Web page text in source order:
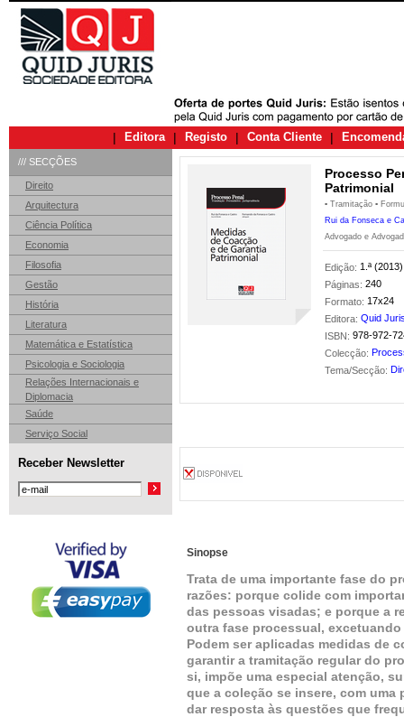
| Editora | Registo | Conta Cliente |
/// SECÇÕES
Direito
Arquitectura
Ciência Política
Economia
Filosofia
Gestão
História
Literatura
Matemática e Estatística
Psicologia e Sociologia
Relações Internacionais e
Diplomacia
Saúde
Serviço Social
Receber Newsletter
Processo
Patrimonial
▪ Tramitação ▪
Rui da Fonseca e
Advogado e
Edição: 1.ª (2013)
Páginas: 240
Formato: 17x24
Editora: Quid
ISBN: 978-972-
Colecção:
Tema/Secção:
Sinopse
Trata de uma importante fase do
razões: porque colide com
das pessoas visadas; e porque a
outra fase processual, excetuando
Podem ser aplicadas medidas de
garantir a tramitação regular do
si, impõe uma especial atenção,
que a coleção se insere, com
dar resposta às questões que